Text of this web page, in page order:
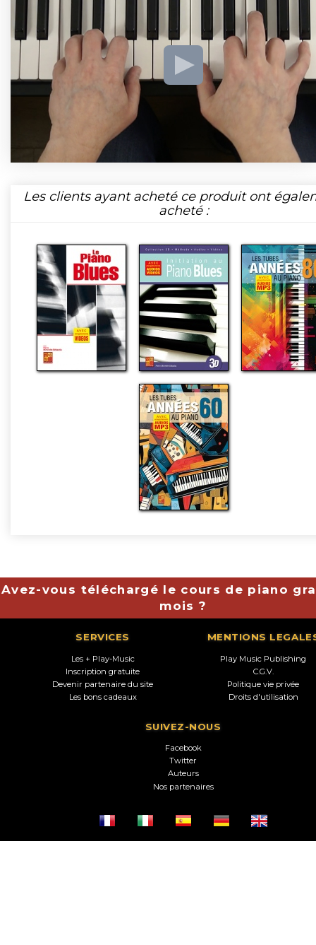
Les clients ayant acheté ce produit ont
acheté :
Avez-vous téléchargé le cours de piano
mois ?
SERVICES
Les + Play-Music
Inscription gratuite
Devenir partenaire du site
Les bons cadeaux
MENTIONS
Play Music Publishing
C.G.V.
Politique vie privée
Droits d'utilisation
SUIVEZ-NOUS
Facebook
Twitter
Auteurs
Nos partenaires